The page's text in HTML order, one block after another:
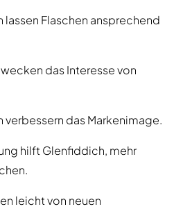
lassen Flaschen ansprechend
das Interesse von
verbessern das Markenimage.
hilft Glenfiddich, mehr
leicht von neuen